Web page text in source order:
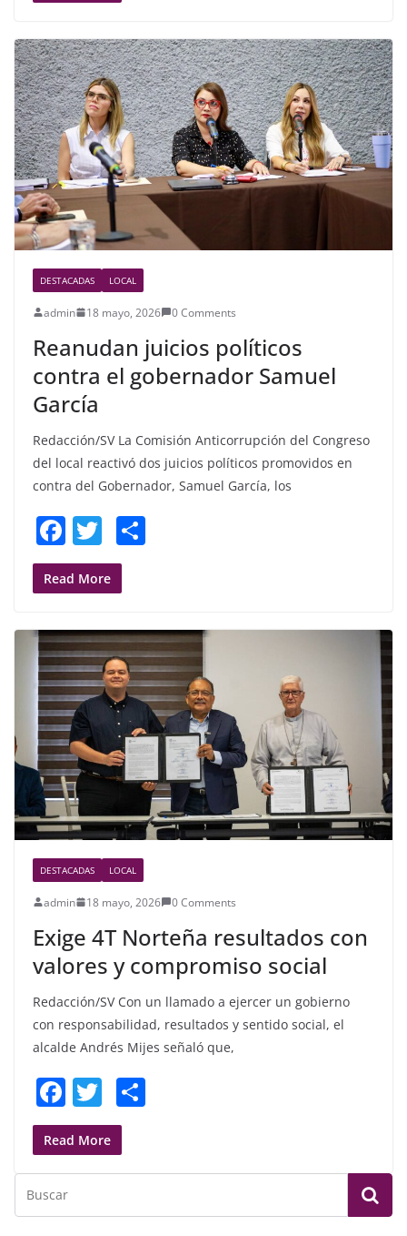
b
o
o
k
DESTACADAS LOCAL
admin 18 mayo, 2026 0 Comments
Reanudan juicios políticos
contra el gobernador Samuel
García
Redacción/SV La Comisión Anticorrupción del Congreso
del local reactivó dos juicios políticos promovidos en
contra del Gobernador, Samuel García, los
F
a
c
b
o
o
k
T
w
itt
Read More
DESTACADAS LOCAL
admin 18 mayo, 2026 0 Comments
Exige 4T Norteña resultados con
valores y compromiso social
Redacción/SV Con un llamado a ejercer un gobierno
con responsabilidad, resultados y sentido social, el
alcalde Andrés Mijes señaló que,
F
a
c
e
b
T
w
itt
er e
Read More